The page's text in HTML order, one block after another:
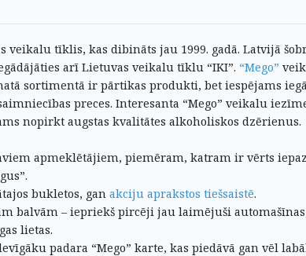
veikalu tīklis, kas dibināts jau 1999. gadā. Latvijā
arī Lietuvas veikalu tīklu “IKI”. “Mego”
sortimentā ir pārtikas produkti, bet iespējams
preces. Interesanta “Mego” veikalu
nopirkt augstas kvalitātes alkoholiskos dzērienus.
apmeklētājiem, piemēram, katram ir vērts
bukletos, gan akciju aprakstos tiešsaistē.
balvām – iepriekš pircēji jau laimējuši
lietas.
padara “Mego” karte, kas piedāvā gan vēl